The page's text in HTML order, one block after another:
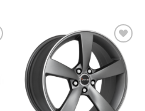
Aggiungi
alla lista
desideri